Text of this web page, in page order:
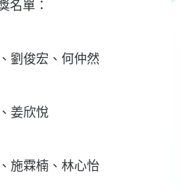
名單：
劉俊宏、何仲然
姜欣悅
施霖楠、林心怡